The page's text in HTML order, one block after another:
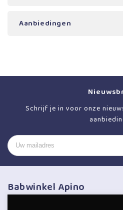
Aanbiedingen
Schrijf je in voor onze
Babwinkel Apino